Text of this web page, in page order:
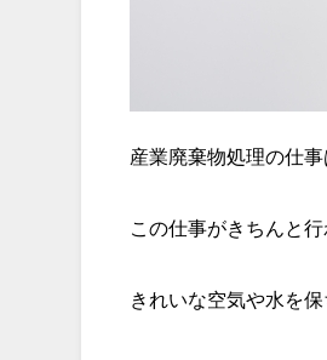
産業廃棄物処理の仕
この仕事がきちんと
きれいな空気や水を